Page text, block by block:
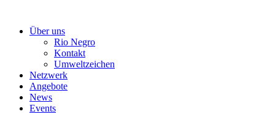
Über uns
Rio Negro
Kontakt
Umweltzeichen
Netzwerk
Angebote
News
Events